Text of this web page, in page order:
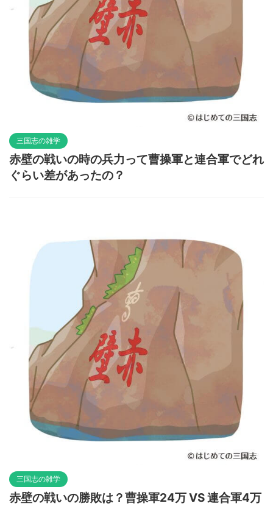
三国志の雑学
赤壁の戦いの時の兵力って曹操軍と連合軍でどれ
ぐらい差があったの？
三国志の雑学
赤壁の戦いの勝敗は？曹操軍24万 VS 連合軍4万